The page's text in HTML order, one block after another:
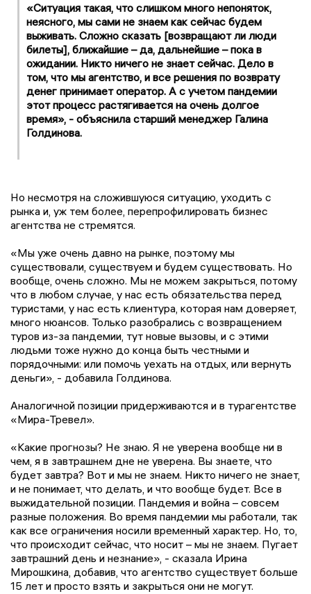
«Ситуация такая, что слишком много непоняток,
неясного, мы сами не знаем как сейчас будем
выживать. Сложно сказать [возвращают ли люди
билеты], ближайшие – да, дальнейшие – пока в
ожидании. Никто ничего не знает сейчас. Дело в
том, что мы агентство, и все решения по возврату
денег принимает оператор. А с учетом пандемии
этот процесс растягивается на очень долгое
время», - объяснила старший менеджер Галина
Голдинова.
Но несмотря на сложившуюся ситуацию, уходить с
рынка и, уж тем более, перепрофилировать бизнес
агентства не стремятся.
«Мы уже очень давно на рынке, поэтому мы
существовали, существуем и будем существовать. Но
вообще, очень сложно. Мы не можем закрыться, потому
что в любом случае, у нас есть обязательства перед
туристами, у нас есть клиентура, которая нам доверяет,
много нюансов. Только разобрались с возвращением
туров из-за пандемии, тут новые вызовы, и с этими
людьми тоже нужно до конца быть честными и
порядочными: или помочь уехать на отдых, или вернуть
деньги», - добавила Голдинова.
Аналогичной позиции придерживаются и в турагентстве
«Мира-Тревел».
«Какие прогнозы? Не знаю. Я не уверена вообще ни в
чем, я в завтрашнем дне не уверена. Вы знаете, что
будет завтра? Вот и мы не знаем. Никто ничего не знает,
и не понимает, что делать, и что вообще будет. Все в
выжидательной позиции. Пандемия и война – совсем
разные положения. Во время пандемии мы работали, так
как все ограничения носили временный характер. Но, то,
что происходит сейчас, что носит – мы не знаем. Пугает
завтрашний день и незнание», - сказала Ирина
Мирошкина, добавив, что агентство существует больше
15 лет и просто взять и закрыться они не могут.